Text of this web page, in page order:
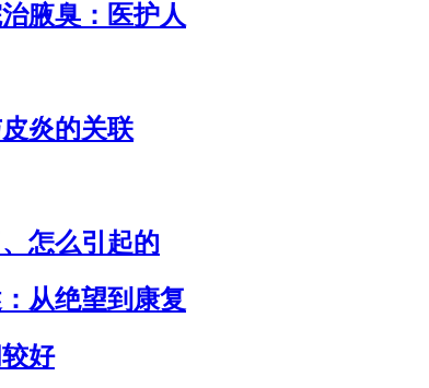
腋臭：医护人
炎的关联
怎么引起的
从绝望到康复
好